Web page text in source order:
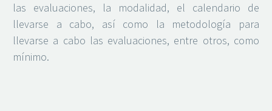
las evaluaciones, la modalidad, el calendario de
llevarse a cabo, así como la metodología para
llevarse a cabo las evaluaciones, entre otros, como
mínimo.